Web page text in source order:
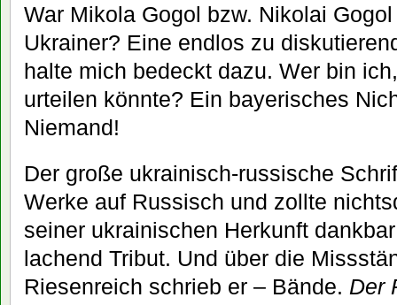
War Mikola Gogol bzw. Nikolai
Ukrainer? Eine endlos zu
halte mich bedeckt dazu. Wer bin
urteilen könnte? Ein bayerisches
Niemand!
Der große ukrainisch-russische
Werke auf Russisch und zollte
seiner ukrainischen Herkunft
lachend Tribut. Und über die
Riesenreich schrieb er – Bände. Der